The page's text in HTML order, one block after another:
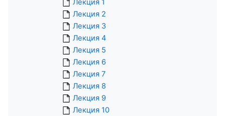
Лекция 1
Лекция 2
Лекция 3
Лекция 4
Лекция 5
Лекция 6
Лекция 7
Лекция 8
Лекция 9
Лекция 10